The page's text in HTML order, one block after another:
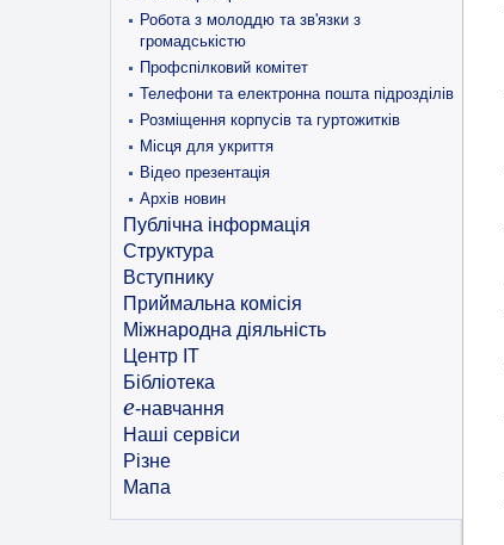
Робота з молоддю та зв'язки з
громадськістю
Профспілковий комітет
Телефони та електронна пошта підрозділів
Розміщення корпусів та гуртожитків
Місця для укриття
Відео презентація
Архів новин
Публічна інформація
Структура
Вступнику
Приймальна комісія
Міжнародна діяльність
Центр ІТ
Бібліотека
e-навчання
Наші сервіси
Різне
Мапа